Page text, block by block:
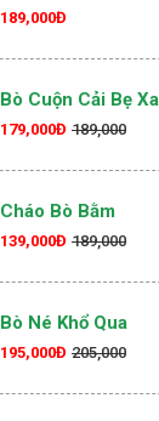
189,000Đ
Bò Cuộn Cải Bẹ
179,000Đ 189,000
Cháo Bò Bằm
139,000Đ 189,000
Bò Né Khổ Qua
195,000Đ 205,000